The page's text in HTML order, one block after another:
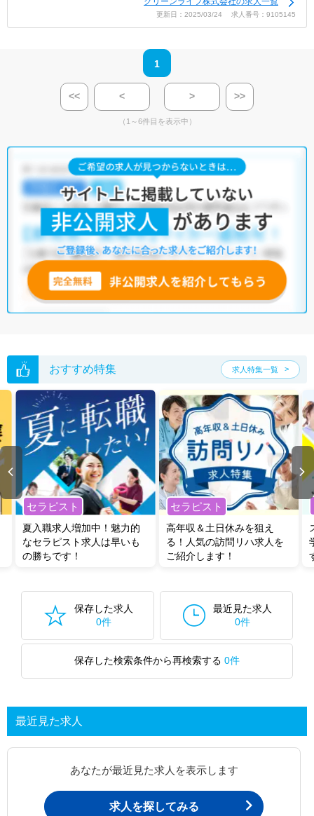
更新日：2025/03/24 求人番号：9105145
1
<< < > >>
（1～6件目を表示中）
おすすめ特集 求人特集一覧
セラピスト
夏入職求人増加中！魅力的
なセラピスト求人は早いも
の勝ちです！
セラピスト
高年収＆土日休みを狙え
る！人気の訪問リハ求人を
ご紹介します！
保存した求人
0件
最近見た求人
0件
保存した検索条件から再検索する 0件
最近見た求人
あなたが最近見た求人を表示します
求人を探してみる